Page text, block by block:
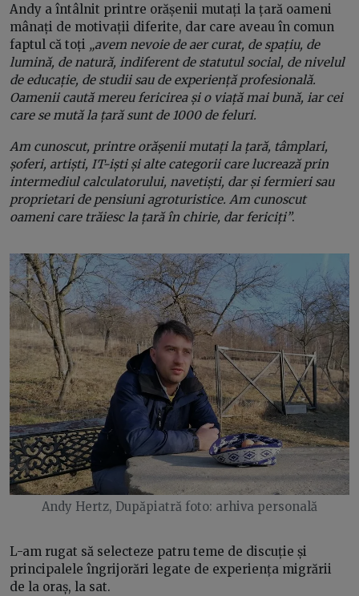
Andy a întâlnit printre orășenii mutați la țară oameni
mânați de motivații diferite, dar care aveau în comun
faptul că toți „avem nevoie de aer curat, de spațiu, de
lumină, de natură, indiferent de statutul social, de nivelul
de educație, de studii sau de experiență profesională.
Oamenii caută mereu fericirea și o viață mai bună, iar cei
care se mută la țară sunt de 1000 de feluri.
Am cunoscut, printre orășenii mutați la țară, tâmplari,
șoferi, artiști, IT-iști și alte categorii care lucrează prin
intermediul calculatorului, navetiști, dar și fermieri sau
proprietari de pensiuni agroturistice. Am cunoscut
oameni care trăiesc la țară în chirie, dar fericiți”.
Andy Hertz, Dupăpiatră foto: arhiva personală
L-am rugat să selecteze patru teme de discuție și
principalele îngrijorări legate de experiența migrării
de la oraș, la sat.